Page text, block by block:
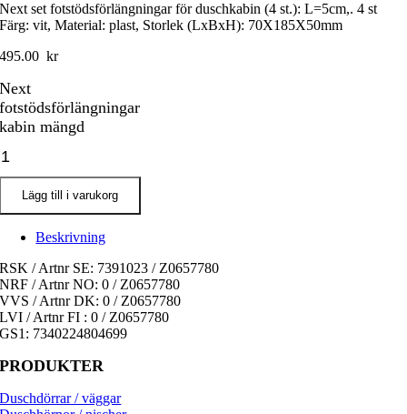
Next set fotstödsförlängningar för duschkabin (4 st.): L=5cm,. 4 st
Färg: vit, Material: plast, Storlek (LxBxH): 70X185X50mm
495.00 kr
Next
fotstödsförlängningar
kabin mängd
Lägg till i varukorg
Beskrivning
RSK / Artnr SE: 7391023 / Z0657780
NRF / Artnr NO: 0 / Z0657780
VVS / Artnr DK: 0 / Z0657780
LVI / Artnr FI : 0 / Z0657780
GS1: 7340224804699
PRODUKTER
Duschdörrar / väggar